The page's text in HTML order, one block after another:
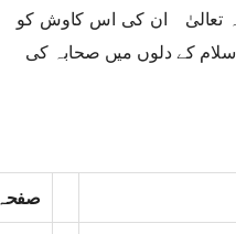
تعالیٰ ان کی اس کاوش کو
کے دلوں میں صحابہ کی